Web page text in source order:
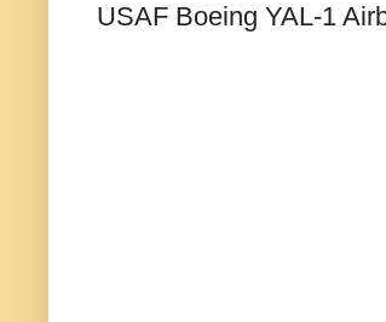
USAF Boeing YAL-1